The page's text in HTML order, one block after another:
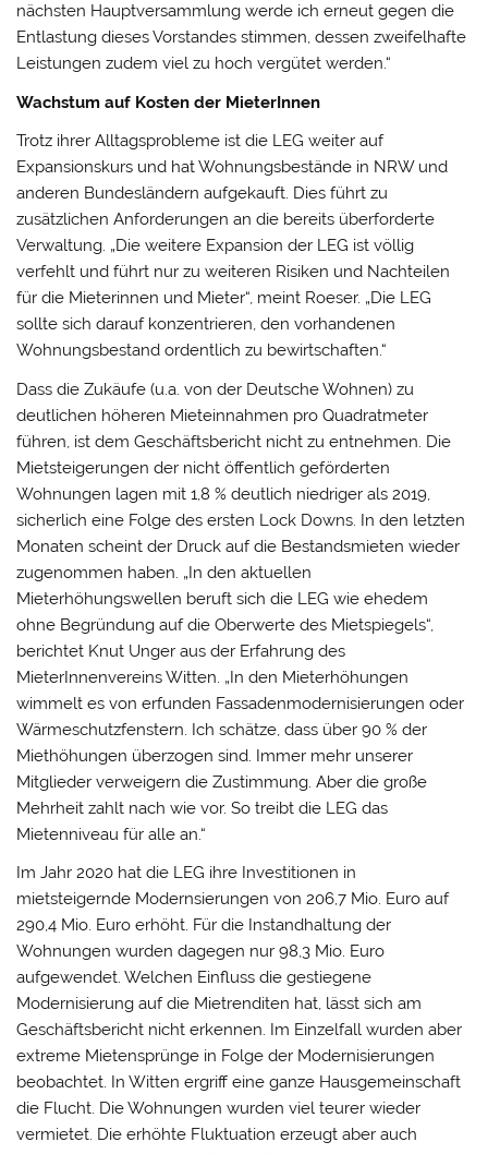
nächsten Hauptversammlung werde ich erneut gegen die
Entlastung dieses Vorstandes stimmen, dessen zweifelhafte
Leistungen zudem viel zu hoch vergütet werden.“
Wachstum auf Kosten der MieterInnen
Trotz ihrer Alltagsprobleme ist die LEG weiter auf
Expansionskurs und hat Wohnungsbestände in NRW und
anderen Bundesländern aufgekauft. Dies führt zu
zusätzlichen Anforderungen an die bereits überforderte
Verwaltung. „Die weitere Expansion der LEG ist völlig
verfehlt und führt nur zu weiteren Risiken und Nachteilen
für die Mieterinnen und Mieter“, meint Roeser. „Die LEG
sollte sich darauf konzentrieren, den vorhandenen
Wohnungsbestand ordentlich zu bewirtschaften.“
Dass die Zukäufe (u.a. von der Deutsche Wohnen) zu
deutlichen höheren Mieteinnahmen pro Quadratmeter
führen, ist dem Geschäftsbericht nicht zu entnehmen. Die
Mietsteigerungen der nicht öffentlich geförderten
Wohnungen lagen mit 1,8 % deutlich niedriger als 2019,
sicherlich eine Folge des ersten Lock Downs. In den letzten
Monaten scheint der Druck auf die Bestandsmieten wieder
zugenommen haben. „In den aktuellen
Mieterhöhungswellen beruft sich die LEG wie ehedem
ohne Begründung auf die Oberwerte des Mietspiegels“,
berichtet Knut Unger aus der Erfahrung des
MieterInnenvereins Witten. „In den Mieterhöhungen
wimmelt es von erfunden Fassadenmodernisierungen oder
Wärmeschutzfenstern. Ich schätze, dass über 90 % der
Miethöhungen überzogen sind. Immer mehr unserer
Mitglieder verweigern die Zustimmung. Aber die große
Mehrheit zahlt nach wie vor. So treibt die LEG das
Mietenniveau für alle an.“
Im Jahr 2020 hat die LEG ihre Investitionen in
mietsteigernde Modernsierungen von 206,7 Mio. Euro auf
290,4 Mio. Euro erhöht. Für die Instandhaltung der
Wohnungen wurden dagegen nur 98,3 Mio. Euro
aufgewendet. Welchen Einfluss die gestiegene
Modernisierung auf die Mietrenditen hat, lässt sich am
Geschäftsbericht nicht erkennen. Im Einzelfall wurden aber
extreme Mietensprünge in Folge der Modernisierungen
beobachtet. In Witten ergriff eine ganze Hausgemeinschaft
die Flucht. Die Wohnungen wurden viel teurer wieder
vermietet. Die erhöhte Fluktuation erzeugt aber auch